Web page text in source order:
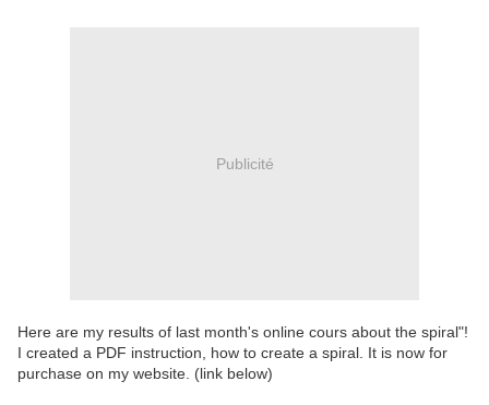
Publicité
Here are my results of last month's online cours about the spiral"!
I created a PDF instruction, how to create a spiral. It is now for
purchase on my website. (link below)